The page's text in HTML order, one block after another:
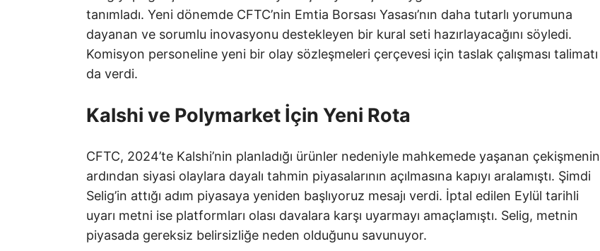
tanımladı. Yeni dönemde CFTC’nin Emtia Borsası Yasası’nın daha tutarlı yorumuna
dayanan ve sorumlu inovasyonu destekleyen bir kural seti hazırlayacağını söyledi.
Komisyon personeline yeni bir olay sözleşmeleri çerçevesi için taslak çalışması talimatı
da verdi.
Kalshi ve Polymarket İçin Yeni Rota
CFTC, 2024’te Kalshi’nin planladığı ürünler nedeniyle mahkemede yaşanan çekişmenin
ardından siyasi olaylara dayalı tahmin piyasalarının açılmasına kapıyı aralamıştı. Şimdi
Selig’in attığı adım piyasaya yeniden başlıyoruz mesajı verdi. İptal edilen Eylül tarihli
uyarı metni ise platformları olası davalara karşı uyarmayı amaçlamıştı. Selig, metnin
piyasada gereksiz belirsizliğe neden olduğunu savunuyor.